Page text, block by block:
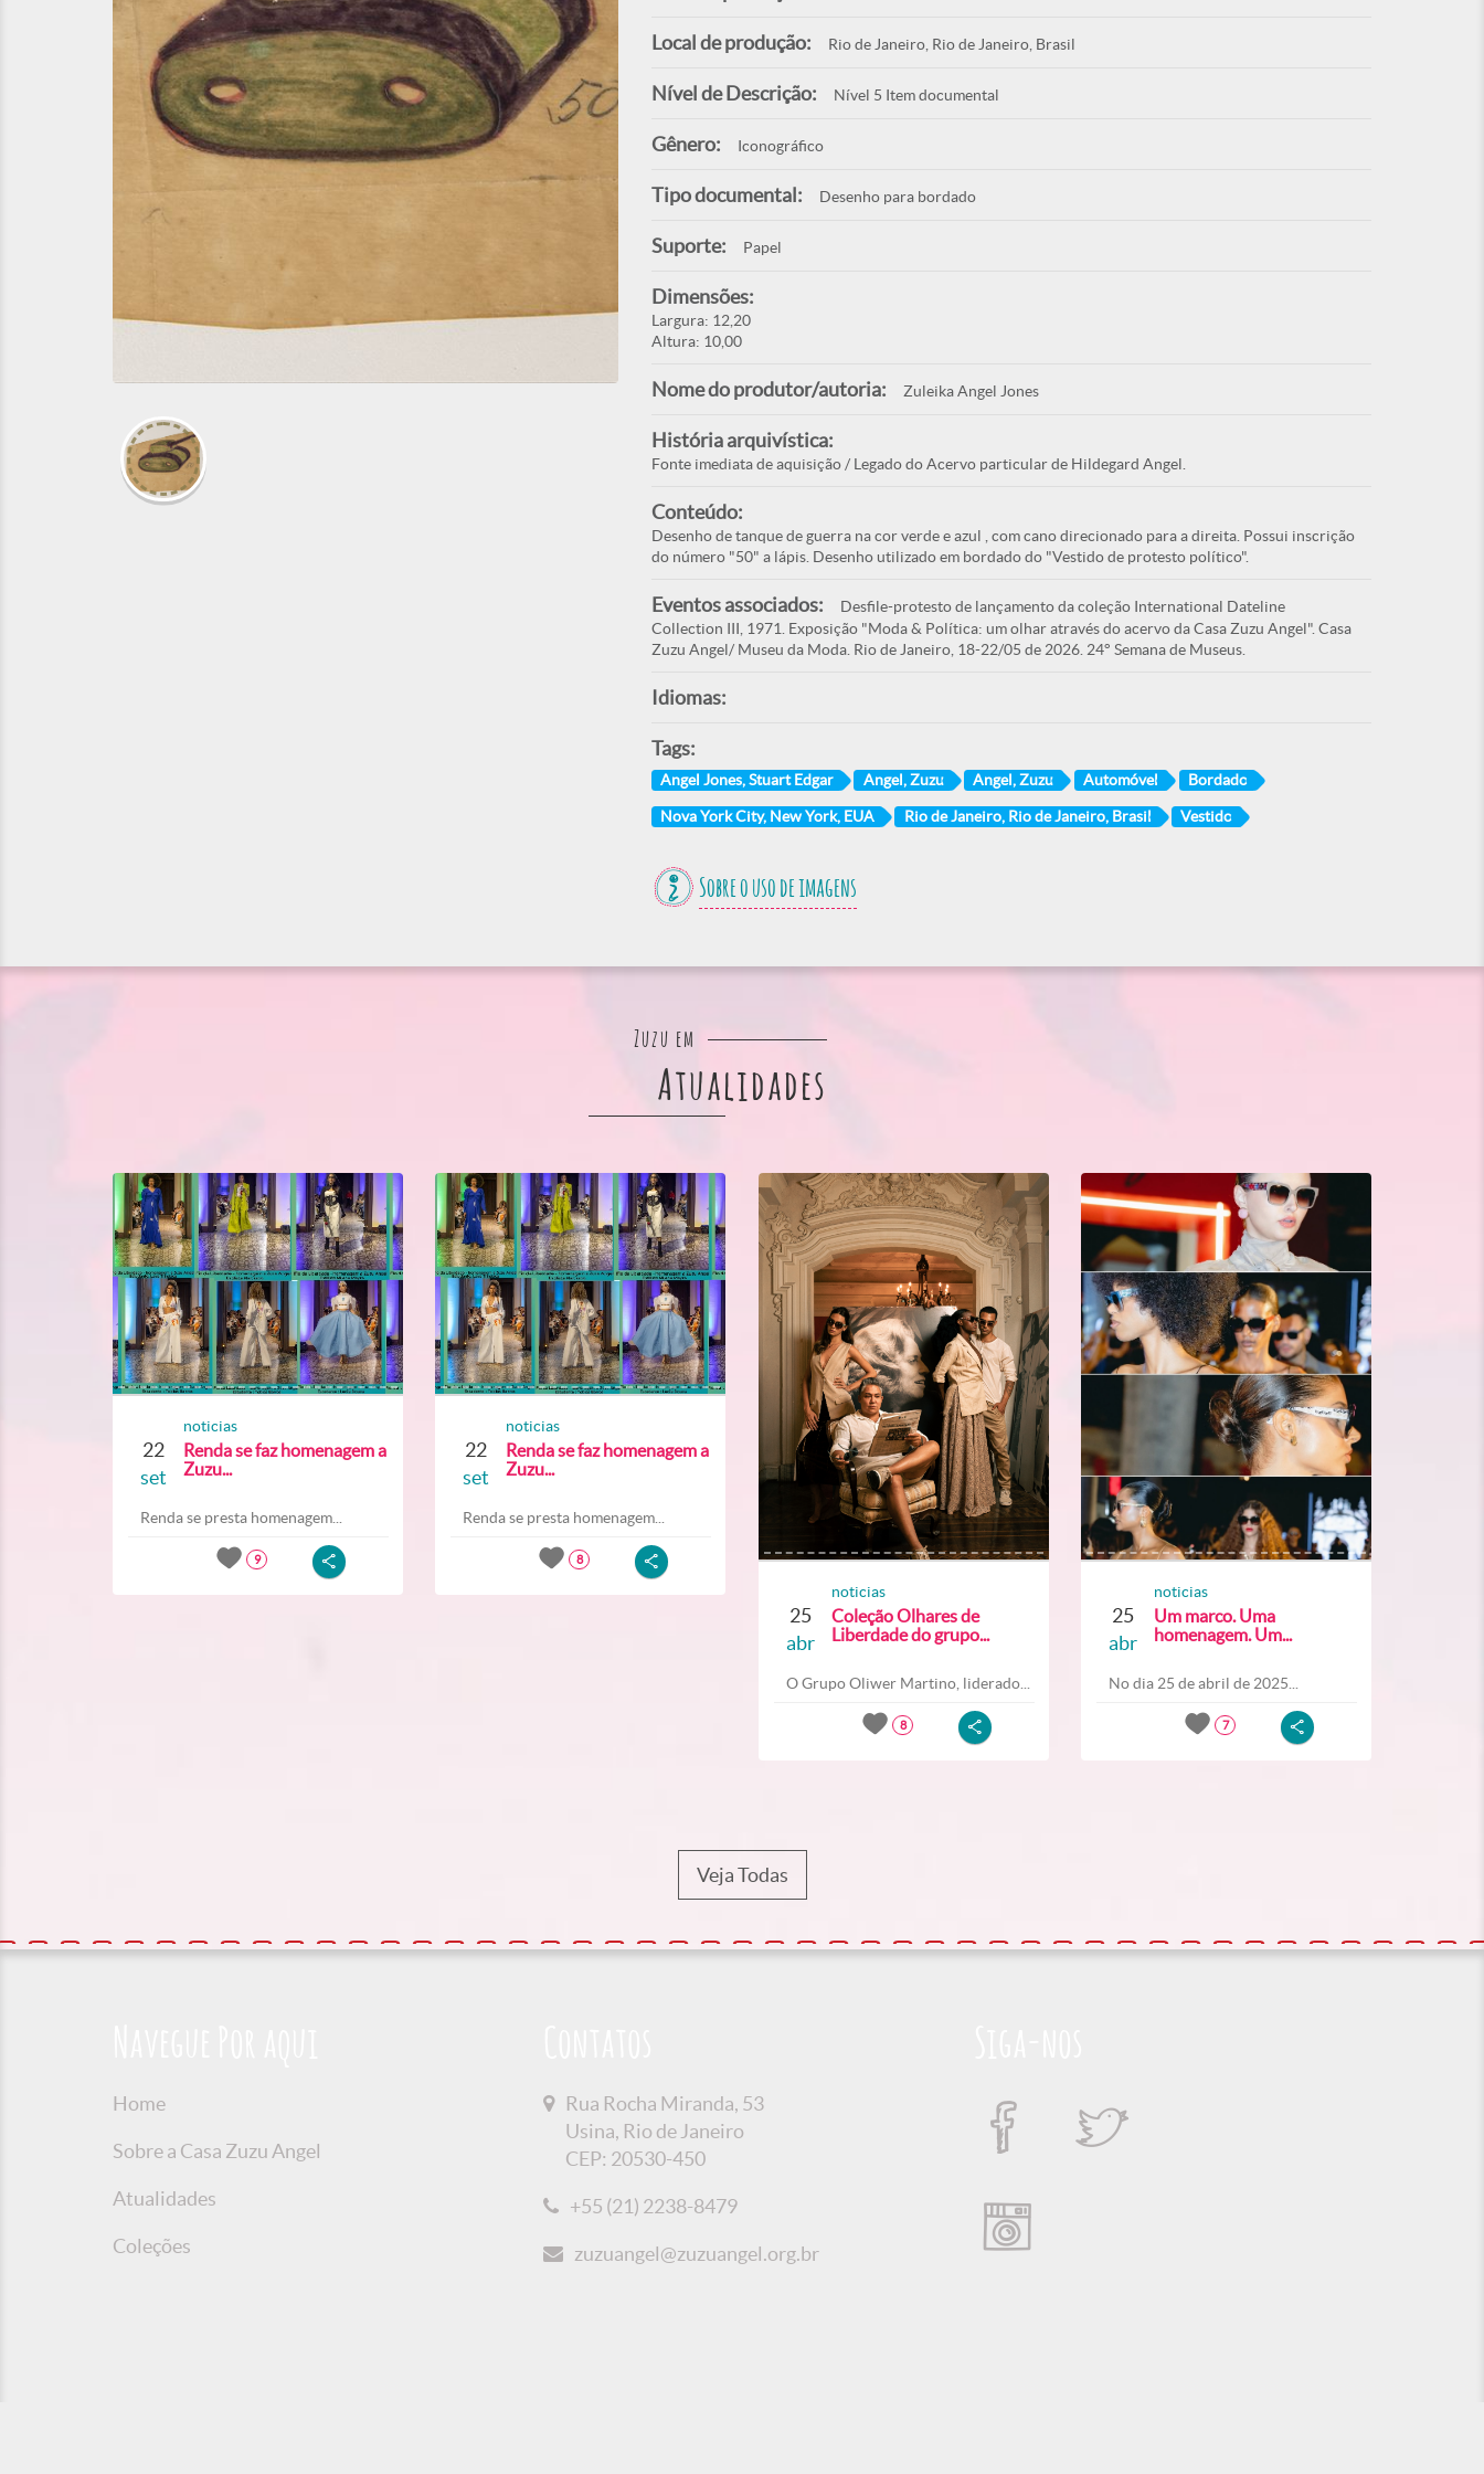
Local de produção: Rio de Janeiro, Rio de Janeiro, Brasil
Nível de Descrição: Nível 5 Item documental
Gênero: Iconográfico
Tipo documental: Desenho para bordado
Suporte: Papel
Dimensões:
Largura: 12,20
Altura: 10,00
Nome do produtor/autoria: Zuleika Angel Jones
História arquivística:
Fonte imediata de aquisição / Legado do Acervo particular de Hildegard Angel.
Conteúdo:
Desenho de tanque de guerra na cor verde e azul , com cano direcionado para a direita. Possui inscrição
do número "50" a lápis. Desenho utilizado em bordado do "Vestido de protesto político".
Eventos associados:
Desfile-protesto de lançamento da coleção International Dateline
Collection III, 1971. Exposição "Moda & Política: um olhar através do acervo da Casa Zuzu Angel". Casa
Zuzu Angel/ Museu da Moda. Rio de Janeiro, 18-22/05 de 2026. 24° Semana de Museus.
Idiomas:
Tags:
Angel Jones, Stuart Edgar Angel, Zuzu Angel, Zuzu Automóvel Bordado
Nova York City, New York, EUA Rio de Janeiro, Rio de Janeiro, Brasil Vestido
Sobre o uso de imagens
Zuzu em
Atualidades
22
set
noticias
Renda se faz homenagem a
Zuzu...
Renda se presta homenagem...
9
22
set
noticias
Renda se faz homenagem a
Zuzu...
Renda se presta homenagem...
8
25
abr
noticias
Coleção Olhares de
Liberdade do grupo...
O Grupo Oliwer Martino, liderado...
8
25
abr
noticias
Um marco. Uma
homenagem. Um...
No dia 25 de abril de 2025...
7
Veja Todas
Home
Sobre a Casa Zuzu Angel
Atualidades
Coleções
Rua Rocha Miranda, 53
Usina, Rio de Janeiro
CEP: 20530-450
+55 (21) 2238-8479
zuzuangel@zuzuangel.org.br